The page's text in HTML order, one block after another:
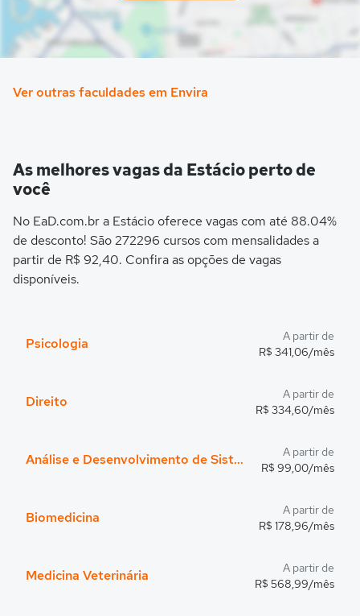
Ver outras faculdades em Envira
As melhores vagas da Estácio perto de
você
No EaD.com.br a Estácio oferece vagas com até 88.04%
de desconto! São 272296 cursos com mensalidades a
partir de R$ 92,40. Confira as opções de vagas
disponíveis.
Psicologia
A partir de
R$ 341,06/mês
Direito
A partir de
R$ 334,60/mês
Análise e Desenvolvimento de Sistemas
A partir de
R$ 99,00/mês
Biomedicina
A partir de
R$ 178,96/mês
Medicina Veterinária
A partir de
R$ 568,99/mês